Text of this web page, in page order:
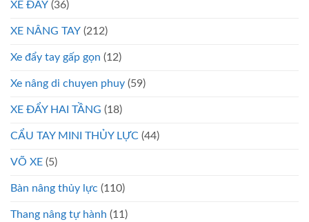
XE ĐẨY (36)
XE NÂNG TAY (212)
Xe đẩy tay gấp gọn (12)
Xe nâng di chuyen phuy (59)
XE ĐẨY HAI TẦNG (18)
CẨU TAY MINI THỦY LỰC (44)
VÕ XE (5)
Bàn nâng thủy lực (110)
Thang nâng tự hành (11)